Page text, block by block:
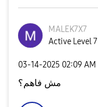
MALEK7X7
Active Level 7
‎03-14-2025 02:09 AM
مش فاهم؟